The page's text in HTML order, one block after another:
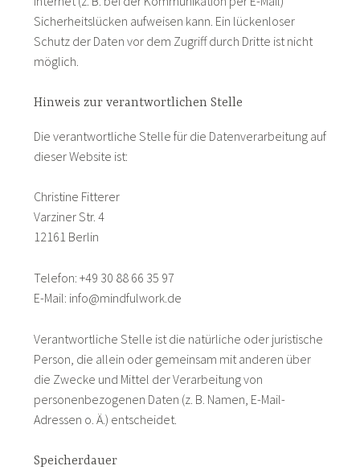
Sicherheitslücken aufweisen kann. Ein lückenloser
Schutz der Daten vor dem Zugriff durch Dritte ist nicht
möglich.
Hinweis zur verantwortlichen Stelle
Die verantwortliche Stelle für die Datenverarbeitung auf
dieser Website ist:
Christine Fitterer
Varziner Str. 4
12161 Berlin
Telefon: +49 30 88 66 35 97
E-Mail: info@mindfulwork.de
Verantwortliche Stelle ist die natürliche oder juristische
Person, die allein oder gemeinsam mit anderen über
die Zwecke und Mittel der Verarbeitung von
personenbezogenen Daten (z. B. Namen, E-Mail-
Adressen o. Ä.) entscheidet.
Speicherdauer